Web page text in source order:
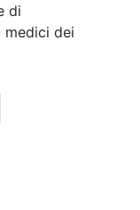
di
medici dei